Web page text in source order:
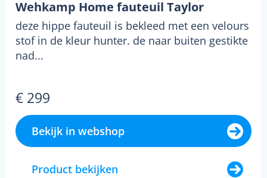
Wehkamp Home fauteuil Taylor
deze hippe fauteuil is bekleed met een velours
stof in de kleur hunter. de naar buiten gestikte
nad...
€ 299
Bekijk in webshop
Product bekijken